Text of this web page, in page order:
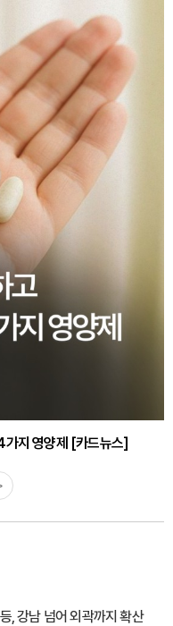
가지 영양제 [카드뉴스]
, 강남 넘어 외곽까지 확산